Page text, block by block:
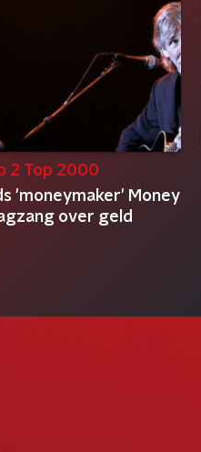
2 Top 2000
'moneymaker' Money
over geld